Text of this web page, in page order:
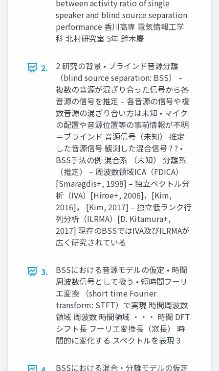
between activity ratio of single
speaker and blind source separation
performance 香川高専 電気情報工学
科 北村研究室 5年 鈴木慶
2.
2 研究の背景 • ブラインド音源分離
（blind source separation: BSS） –
複数の音源が混ざり合った信号から各
音源の信号を推定 – 各音源の信号や複
数音源の混ざり合い方は未知 • マイク
の配置や音源位置等の事前情報が不明
＝ブラインド 音源信号（未知） 推定
した音源信号 観測した混合信号 ? ? •
BSS手法の例 混合系 （未知） 分離系
（推定） – 周波数領域ICA（FDICA）
[Smaragdis+, 1998] – 独立ベクトル分
析（IVA）[Hiroe+, 2006]，[Kim,
2016]， [Kim, 2017] – 独立低ランク行
列分析（ILRMA）[D. Kitamura+,
2017] 現在のBSSではIVA及びILRMAが
広く研究されている
3.
BSSにおける音源モデルの仮定 • 時間
周波数信号として扱う • 短時間フーリ
エ変換 （short time Fourier
transform: STFT）で実現 時間周波数
領域 周波数 時間領域 ・・・ 時間 DFT
シフト長 フーリエ変換長（窓長） 時
間的に変化する スペクトルを表現 3
BSSにおける混合・分離モデルの仮定